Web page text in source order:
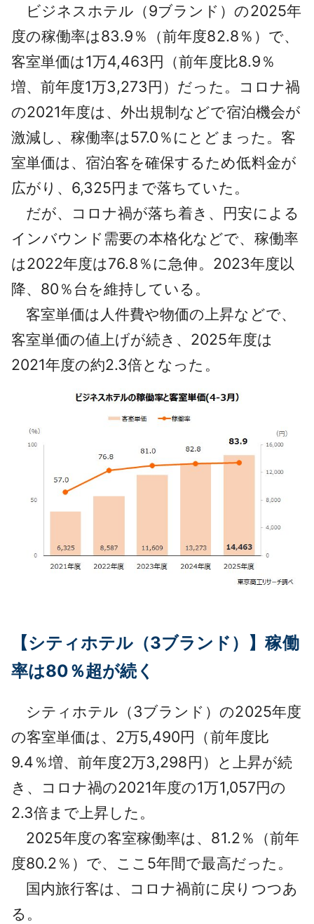
ビジネスホテル（9ブランド）の2025年
度の稼働率は83.9％（前年度82.8％）で、
客室単価は1万4,463円（前年度比8.9％
増、前年度1万3,273円）だった。コロナ禍
の2021年度は、外出規制などで宿泊機会が
激減し、稼働率は57.0％にとどまった。客
室単価は、宿泊客を確保するため低料金が
広がり、6,325円まで落ちていた。
だが、コロナ禍が落ち着き、円安による
インバウンド需要の本格化などで、稼働率
は2022年度は76.8％に急伸。2023年度以
降、80％台を維持している。
客室単価は人件費や物価の上昇などで、
客室単価の値上げが続き、2025年度は
2021年度の約2.3倍となった。
【シティホテル（3ブランド）】稼働
率は80％超が続く
シティホテル（3ブランド）の2025年度
の客室単価は、2万5,490円（前年度比
9.4％増、前年度2万3,298円）と上昇が続
き、コロナ禍の2021年度の1万1,057円の
2.3倍まで上昇した。
2025年度の客室稼働率は、81.2％（前年
度80.2％）で、ここ5年間で最高だった。
国内旅行客は、コロナ禍前に戻りつつあ
る。